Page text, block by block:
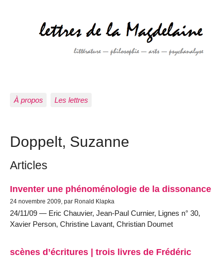
À propos Les lettres
Doppelt, Suzanne
Articles
Inventer une phénoménologie de la dissonance
24 novembre 2009, par Ronald Klapka
24/11/09 — Eric Chauvier, Jean-Paul Curnier, Lignes n° 30,
Xavier Person, Christine Lavant, Christian Doumet
scènes d’écritures | trois livres de Frédéric